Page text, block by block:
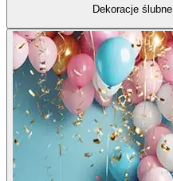
Dekoracje ślubne